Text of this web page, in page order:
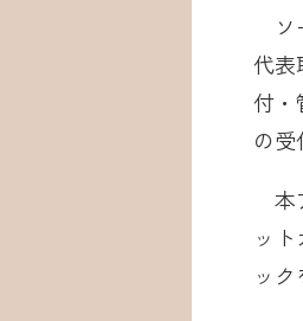
ソ
代表
付・
の受
本
ッ
ッ